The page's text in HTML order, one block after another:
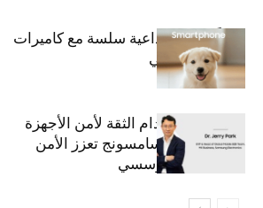
قريباً: تجربة إبداعية سلسة مع كاميرات
أجهزة جالاكسي
استراتيجية انعدام الثقة لأمن الأجهزة
المحمولة من سامسونج تعزز الأمن
السيبراني المؤسسي